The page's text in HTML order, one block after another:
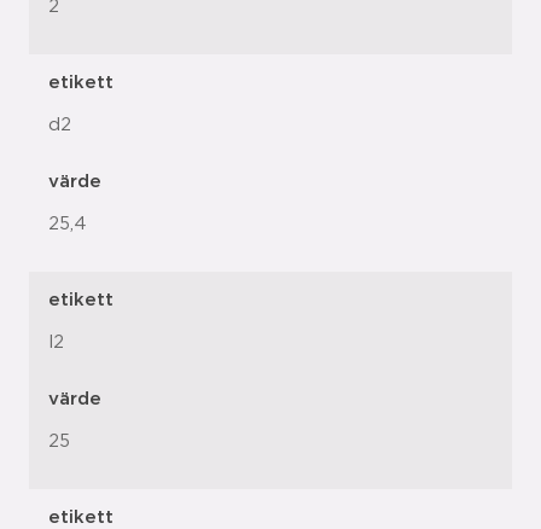
2
etikett
d2
värde
25,4
etikett
l2
värde
25
etikett